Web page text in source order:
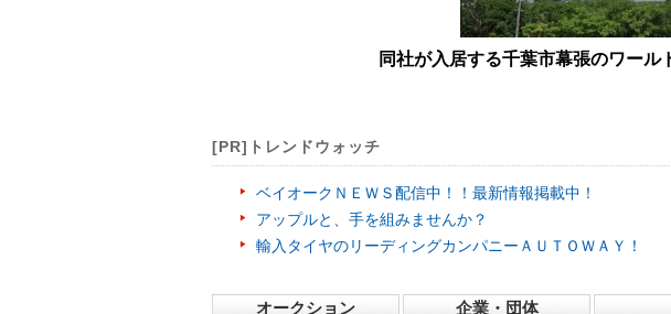
同社が入居する千葉市幕張のワール
[PR]トレンドウォッチ
ベイオークＮＥＷＳ配信中！！最新情報掲載中！
アップルと、手を組みませんか？
輸入タイヤのリーディングカンパニーＡＵＴＯＷＡＹ！
オークション 企業・団体